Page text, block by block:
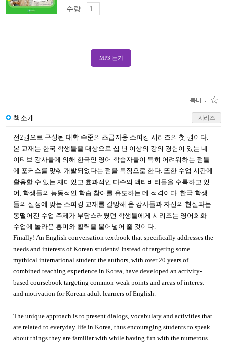
수량 :
MP3 듣기
책소개 시리즈
전2권으로 구성된 대학 수준의 초급자용 스피킹 시리즈의 첫 권이다.
본 교재는 한국 학생들을 대상으로 십 년 이상의 강의 경험이 있는 네
이티브 강사들에 의해 한국인 영어 학습자들이 특히 어려워하는 점들
에 포커스를 맞춰 개발되었다는 점을 특징으로 한다. 또한 수업 시간에
활용할 수 있는 재미있고 효과적인 다수의 액티비티들을 수록하고 있
어, 학생들의 능동적인 학습 참여를 유도하는 데 적격이다. 한국 학생
들의 실정에 맞는 스피킹 교재를 갈망해 온 강사들과 자신의 현실과는
동떨어진 수업 주제가 부담스러웠던 학생들에게 시리즈는 영어회화
수업에 놀라운 흥미와 활력을 불어넣어 줄 것이다.
Finally! An English conversation textbook that specifically addresses the
needs and interests of Korean students! Instead of targeting some
mythical international student the authors, with over 20 years of
combined teaching experience in Korea, have developed an activity-
based coursebook targeting common weak points and areas of interest
and motivation for Korean adult learners of English.
The unique approach is to present dialogs, vocabulary and activities that
are related to everyday life in Korea, thus encouraging students to speak
about things they are familiar with while having fun with the numerous